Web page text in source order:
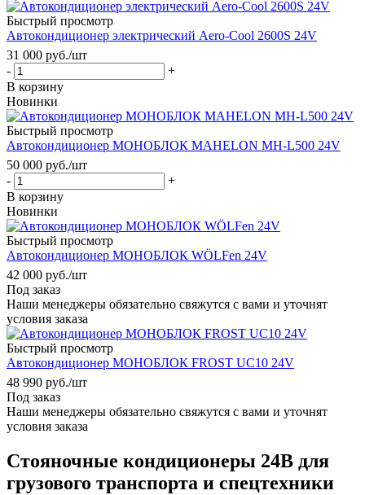
Быстрый просмотр
Автокондиционер электрический Aero-Cool 2600S 24V
31 000 руб./шт
-
+
В корзину
Новинки
Быстрый просмотр
Автокондиционер МОНОБЛОК MAHELON MH-L500 24V
50 000 руб./шт
-
+
В корзину
Новинки
Быстрый просмотр
Автокондиционер МОНОБЛОК WÖLFen 24V
42 000 руб./шт
Под заказ
Наши менеджеры обязательно свяжутся с вами и уточнят
условия заказа
Быстрый просмотр
Автокондиционер МОНОБЛОК FROST UC10 24V
48 990 руб./шт
Под заказ
Наши менеджеры обязательно свяжутся с вами и уточнят
условия заказа
Стояночные кондиционеры 24В для
грузового транспорта и спецтехники